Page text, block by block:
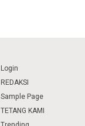
Login
REDAKSI
Sample Page
TETANG KAMI